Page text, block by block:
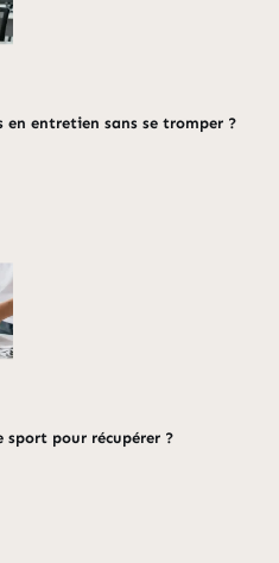
entretien sans se tromper ?
sport pour récupérer ?